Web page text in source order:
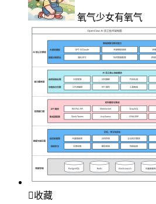
氧气少女有氧气
收藏